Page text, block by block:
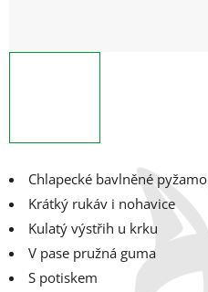
Chlapecké bavlněné pyžamo
Krátký rukáv i nohavice
Kulatý výstřih u krku
V pase pružná guma
S potiskem